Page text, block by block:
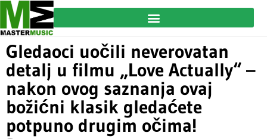
Gledaoci uočili neverovatan
detalj u filmu „Love Actually“ –
nakon ovog saznanja ovaj
božićni klasik gledaćete
potpuno drugim očima!